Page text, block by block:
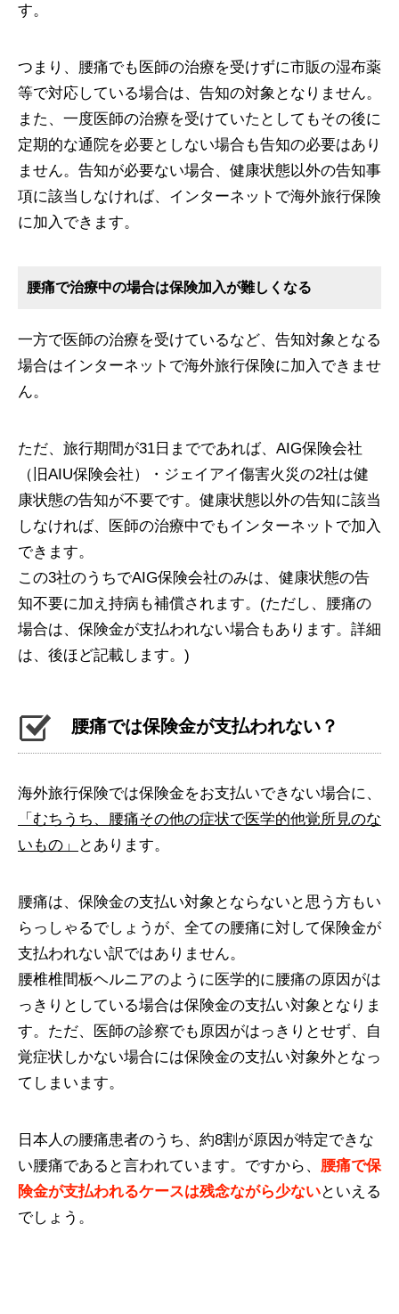
す。
つまり、腰痛でも医師の治療を受けずに市販の湿布薬
等で対応している場合は、告知の対象となりません。
また、一度医師の治療を受けていたとしてもその後に
定期的な通院を必要としない場合も告知の必要はあり
ません。告知が必要ない場合、健康状態以外の告知事
項に該当しなければ、インターネットで海外旅行保険
に加入できます。
腰痛で治療中の場合は保険加入が難しくなる
一方で医師の治療を受けているなど、告知対象となる
場合はインターネットで海外旅行保険に加入できませ
ん。
ただ、旅行期間が31日までであれば、AIG保険会社
（旧AIU保険会社）・ジェイアイ傷害火災の2社は健
康状態の告知が不要です。健康状態以外の告知に該当
しなければ、医師の治療中でもインターネットで加入
できます。
この3社のうちでAIG保険会社のみは、健康状態の告
知不要に加え持病も補償されます。(ただし、腰痛の
場合は、保険金が支払われない場合もあります。詳細
は、後ほど記載します。)
腰痛では保険金が支払われない？
海外旅行保険では保険金をお支払いできない場合に、
「むちうち、腰痛その他の症状で医学的他覚所見のな
いもの」
とあります。
腰痛は、保険金の支払い対象とならないと思う方もい
らっしゃるでしょうが、全ての腰痛に対して保険金が
支払われない訳ではありません。
腰椎椎間板ヘルニアのように医学的に腰痛の原因がは
っきりとしている場合は保険金の支払い対象となりま
す。ただ、医師の診察でも原因がはっきりとせず、自
覚症状しかない場合には保険金の支払い対象外となっ
てしまいます。
日本人の腰痛患者のうち、約8割が原因が特定できな
い腰痛であると言われています。ですから、 腰痛で保
険金が支払われるケースは残念ながら少ないといえる
でしょう。